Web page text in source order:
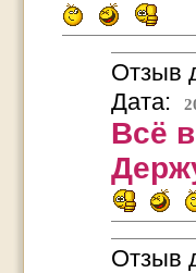
Отзыв
Дата:
Всё
Отзыв